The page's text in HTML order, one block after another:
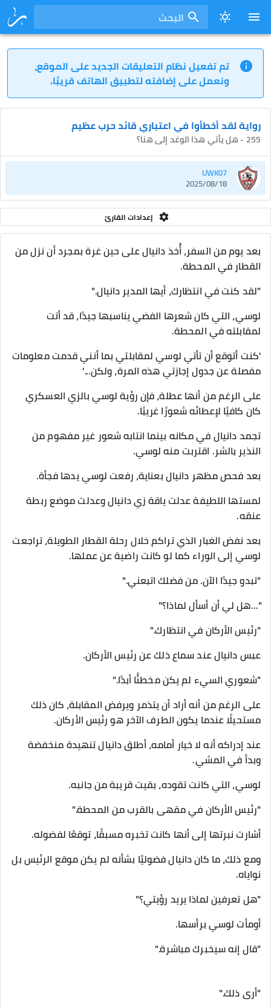
البحث
تم تفعيل نظام التعليقات الجديد على الموقع،
ونعمل على إضافته لتطبيق الهاتف قريبًا.
رواية لقد أخطأوا في اعتباري قائد حرب عظيم
255 - هل يأتي هذا الوغد إلى هنا؟
UWK07
2025/08/18
إعدادات القارئ
بعد يوم من السفر، أُخذ دانيال على حين غرة بمجرد أن نزل من
القطار في المحطة.
"لقد كنت في انتظارك، أيها المدير دانيال."
لوسي، التي كان شعرها الفضي يناسبها جيدًا، قد أتت
لمقابلته في المحطة.
'كنت أتوقع أن تأتي لوسي لمقابلتي بما أنني قدمت معلومات
مفصلة عن جدول إجازتي هذه المرة، ولكن...'
على الرغم من أنها عطلة، فإن رؤية لوسي بالزي العسكري
كان كافيًا لإعطائه شعورًا غريبًا.
تجمد دانيال في مكانه بينما انتابه شعور غير مفهوم من
النذير بالشر. اقتربت منه لوسي.
بعد فحص مظهر دانيال بعناية، رفعت لوسي يدها فجأة.
لمستها اللطيفة عدلت ياقة زي دانيال وعدلت موضع ربطة
عنقه.
بعد نفض الغبار الذي تراكم خلال رحلة القطار الطويلة، تراجعت
لوسي إلى الوراء كما لو كانت راضية عن عملها.
"تبدو جيدًا الآن. من فضلك اتبعني."
"...هل لي أن أسأل لماذا؟"
"رئيس الأركان في انتظارك."
عبس دانيال عند سماع ذلك عن رئيس الأركان.
"شعوري السيء لم يكن مخطئًا أبدًا."
على الرغم من أنه أراد أن يتذمر ويرفض المقابلة، كان ذلك
مستحيلًا عندما يكون الطرف الآخر هو رئيس الأركان.
عند إدراكه أنه لا خيار أمامه، أطلق دانيال تنهيدة منخفضة
وبدأ في المشي.
لوسي، التي كانت تقوده، بقيت قريبة من جانبه.
"رئيس الأركان في مقهى بالقرب من المحطة."
أشارت نبرتها إلى أنها كانت تخبره مسبقًا، توقعًا لفضوله.
ومع ذلك، ما كان دانيال فضوليًا بشأنه لم يكن موقع الرئيس بل
نواياه.
"هل تعرفين لماذا يريد رؤيتي؟"
أومأت لوسي برأسها.
"قال إنه سيخبرك مباشرة."
"أرى ذلك."